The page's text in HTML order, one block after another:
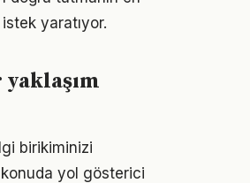
yaratıyor.
birikiminizi
yol gösterici